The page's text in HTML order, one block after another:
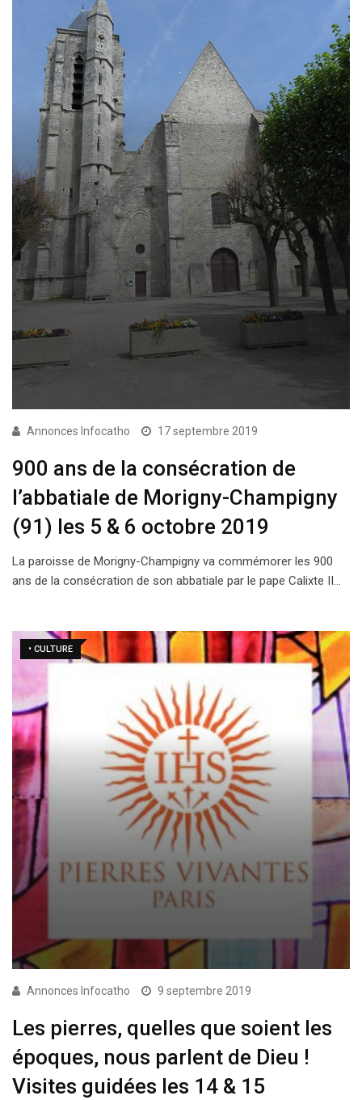
Annonces Infocatho 17 septembre 2019
900 ans de la consécration de
l’abbatiale de Morigny-Champigny
(91) les 5 & 6 octobre 2019
La paroisse de Morigny-Champigny va commémorer les 900
ans de la consécration de son abbatiale par le pape Calixte II…
• CULTURE
Annonces Infocatho 9 septembre 2019
Les pierres, quelles que soient les
époques, nous parlent de Dieu !
Visites guidées les 14 & 15